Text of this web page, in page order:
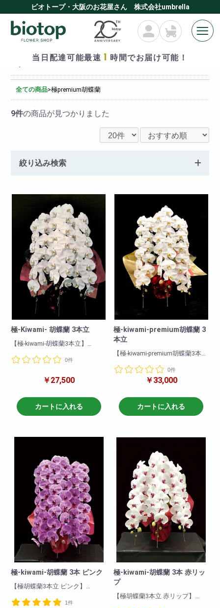
ビオトープ・大阪のお花屋さん 株式会社umbrella
当日配達可能最速 1 時間でお届け可能！
極premium胡蝶蘭
全ての商品>極premium胡蝶蘭
9件の商品が見つかりました
絞り込み検索
極-Kiwami- 胡蝶蘭 3本立
【極-kiwami-胡蝶蘭3本立】
蘭!
胡蝶蘭です!
最高級。
まさに「極‐kiwami-」の胡蝶蘭で
0件
￥27,500
カートに入れる
極-kiwami-premium胡蝶蘭 3
本立
【極-kiwami-premium胡蝶蘭3本
biotopがお勧めする最上級胡蝶
胡蝶蘭です!
花付き・花保ちどれをとっても
最高級。
0件
￥33,000
カートに入れる
極-kiwami-胡蝶蘭 3本 ピンク
【極胡蝶蘭3本立 ピンク】
しております。華やかさ花もち
1件
極-kiwami-胡蝶蘭 3本 赤リッ
プ
【極胡蝶蘭3本立 赤リップ】